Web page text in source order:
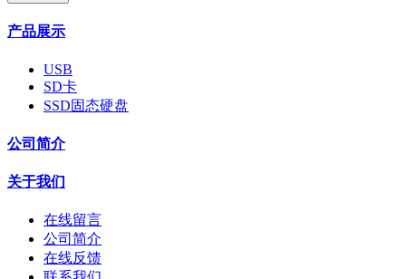
产品展示
USB
SD卡
SSD固态硬盘
公司简介
关于我们
在线留言
公司简介
在线反馈